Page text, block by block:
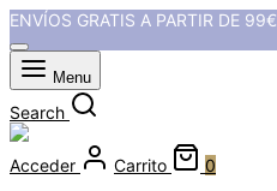
ENVÍOS GRATIS A PARTIR DE 99€
Menu
Search
Acceder Carrito
0